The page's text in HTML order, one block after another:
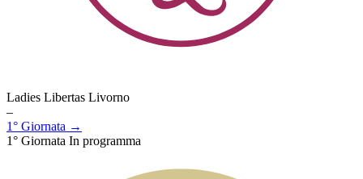
Ladies Libertas Livorno
–
1° Giornata →
1° Giornata In programma